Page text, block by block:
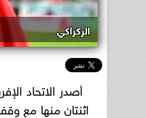
الركراكي
أصدر الاتحاد
اثنتان منها مع